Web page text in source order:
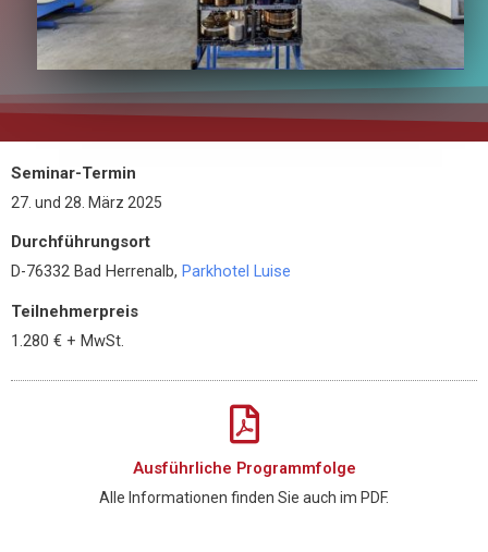
Seminar-Termin
27. und 28. März 2025
Durchführungsort
D-76332 Bad Herrenalb, Parkhotel Luise
Teilnehmerpreis
1.280 € + MwSt.
Ausführliche Programmfolge
Alle Informationen finden Sie auch im PDF.